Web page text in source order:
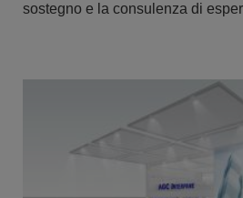
sostegno e la consulenza di